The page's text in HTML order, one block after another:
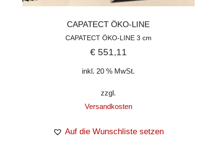
CAPATECT ÖKO-LINE
CAPATECT ÖKO-LINE 3 cm
€551,11
inkl. 20 % MwSt.
zzgl.
Versandkosten
Auf die Wunschliste setzen